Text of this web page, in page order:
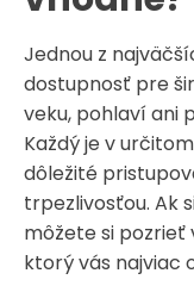
Jednou z
dostupnosť pre
veku, pohlaví ani
Každý je v
dôležité
trpezlivosťou. Ak
môžete si pozrieť
ktorý vás najviac